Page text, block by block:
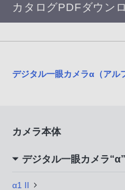
カタログPDFダウン
デジタル一眼カメラα（アル
カメラ本体
デジタル一眼カメラ
α1 II